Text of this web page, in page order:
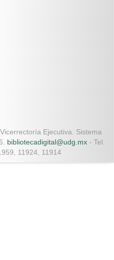
Ejecutiva. Sistema
bibliotecadigital@udg.mx - Tel.
11924, 11914